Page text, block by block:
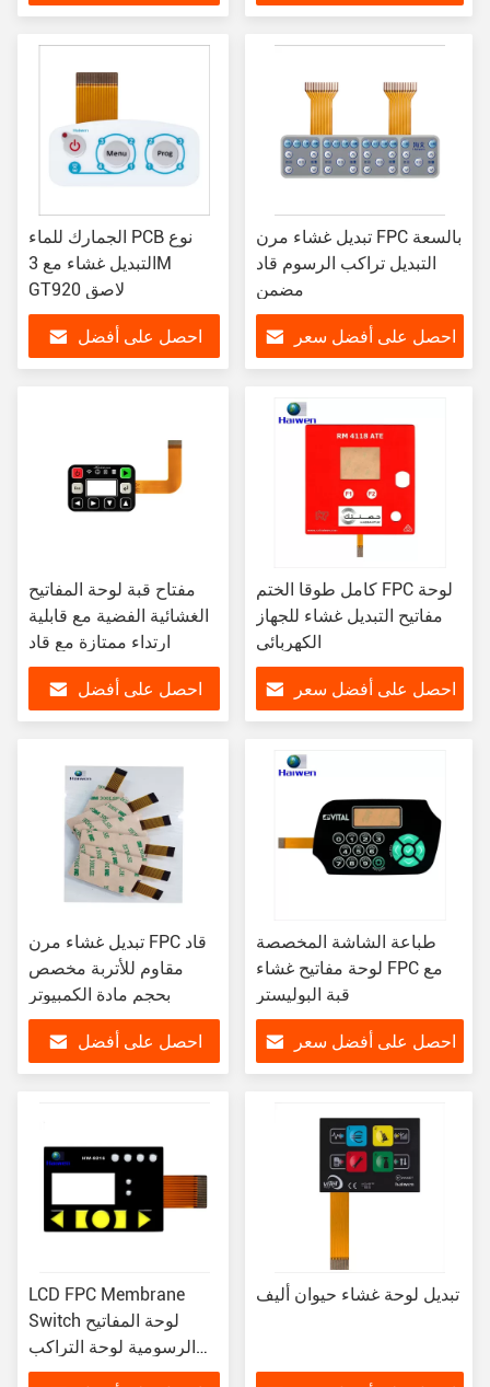
الجمارك للماء PCB نوع
التبديل غشاء مع 3M
GT920 لاصق
احصل على أفضل
تبديل غشاء مرن FPC بالسعة
التبديل تراكب الرسوم قاد
مضمن
احصل على أفضل سعر
مفتاح قبة لوحة المفاتيح
الغشائية الفضية مع قابلية
ارتداء ممتازة مع قاد
احصل على أفضل
كامل طوقا الختم FPC لوحة
مفاتيح التبديل غشاء للجهاز
الكهربائي
احصل على أفضل سعر
تبديل غشاء مرن FPC قاد
مقاوم للأتربة مخصص
بحجم مادة الكمبيوتر
احصل على أفضل
طباعة الشاشة المخصصة
لوحة مفاتيح غشاء FPC مع
قبة البوليستر
احصل على أفضل سعر
LCD FPC Membrane
Switch لوحة المفاتيح
الرسومية لوحة التراكب
شهادة ISO
تبديل لوحة غشاء حيوان أليف